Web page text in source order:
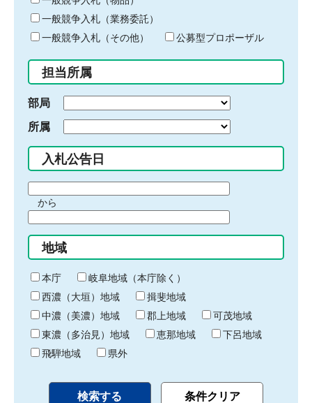
ワ
ー
ド
入
力
一般競争入札（業務委託）
一般競争入札（その他）
公募型プロポーザル
担当所属
部局
所属
入札公告日
間
始
り
から
間
終
わ
り
地域
本庁
岐阜地域（本庁除く）
西濃（大垣）地域
揖斐地域
中濃（美濃）地域
郡上地域
可茂地域
東濃（多治見）地域
恵那地域
下呂地域
飛騨地域
県外